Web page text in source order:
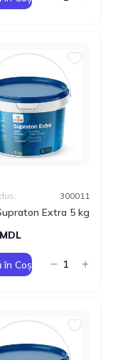
Extra 5 kg
300011
în Coș